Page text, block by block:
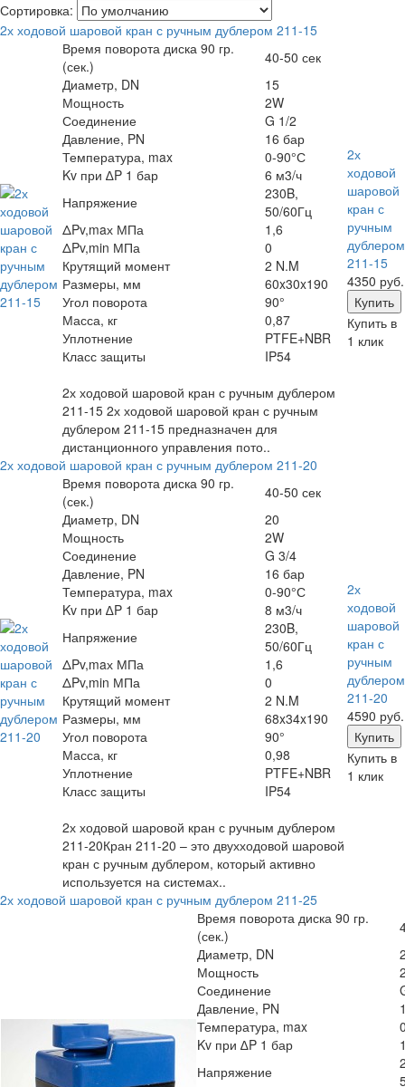
Сортировка:
2х ходовой шаровой кран с ручным дублером 211-15
Время поворота диска 90 гр.
(сек.)
40-50 сек
Диаметр, DN
15
Мощность
2W
Соединение
G 1/2
Давление, PN
16 бар
Температура, max
0-90°С
Kv при ∆P 1 бар
6 м3/ч
Напряжение
230B,
50/60Гц
ΔPv,maх МПа
1,6
ΔPv,min МПа
0
Крутящий момент
2 N.M
Размеры, мм
60x30x190
Угол поворота
90°
Масса, кг
0,87
Уплотнение
PTFE+NBR
Класс защиты
IP54
2х ходовой шаровой кран с ручным дублером
211-15 2х ходовой шаровой кран с ручным
дублером 211-15 предназначен для
дистанционного управления пото..
2х
ходовой
шаровой
кран с
ручным
дублером
211-15
4350 руб.
Купить в
1 клик
2х ходовой шаровой кран с ручным дублером 211-20
Время поворота диска 90 гр.
(сек.)
40-50 сек
Диаметр, DN
20
Мощность
2W
Соединение
G 3/4
Давление, PN
16 бар
Температура, max
0-90°С
Kv при ∆P 1 бар
8 м3/ч
Напряжение
230B,
50/60Гц
ΔPv,maх МПа
1,6
ΔPv,min МПа
0
Крутящий момент
2 N.M
Размеры, мм
68x34x190
Угол поворота
90°
Масса, кг
0,98
Уплотнение
PTFE+NBR
Класс защиты
IP54
2х ходовой шаровой кран с ручным дублером
211-20Кран 211-20 – это двухходовой шаровой
кран с ручным дублером, который активно
используется на системах..
2х
ходовой
шаровой
кран с
ручным
дублером
211-20
4590 руб.
Купить в
1 клик
2х ходовой шаровой кран с ручным дублером 211-25
Время поворота диска 90 гр.
(сек.)
Диаметр, DN
Мощность
Соединение
Давление, PN
Температура, max
Kv при ∆P 1 бар
Напряжение